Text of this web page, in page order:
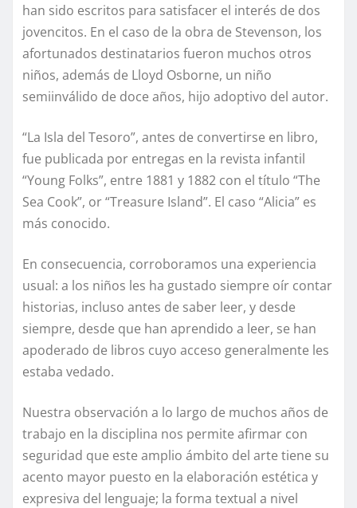
han sido escritos para satisfacer el interés de dos
jovencitos. En el caso de la obra de Stevenson, los
afortunados destinatarios fueron muchos otros
niños, además de Lloyd Osborne, un niño
semiinválido de doce años, hijo adoptivo del autor.
“La Isla del Tesoro”, antes de convertirse en libro,
fue publicada por entregas en la revista infantil
“Young Folks”, entre 1881 y 1882 con el título “The
Sea Cook”, or “Treasure Island”. El caso “Alicia” es
más conocido.
En consecuencia, corroboramos una experiencia
usual: a los niños les ha gustado siempre oír contar
historias, incluso antes de saber leer, y desde
siempre, desde que han aprendido a leer, se han
apoderado de libros cuyo acceso generalmente les
estaba vedado.
Nuestra observación a lo largo de muchos años de
trabajo en la disciplina nos permite afirmar con
seguridad que este amplio ámbito del arte tiene su
acento mayor puesto en la elaboración estética y
expresiva del lenguaje; la forma textual a nivel